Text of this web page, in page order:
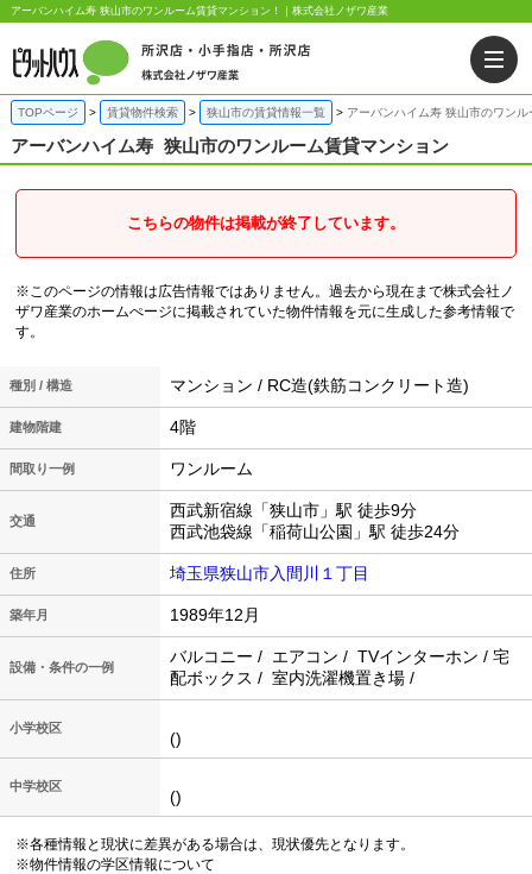
アーバンハイム寿 狭山市のワンルーム賃貸マンション！｜株式会社ノザワ産業
TOPページ 賃貸物件検索 狭山市の賃貸情報一覧 アーバンハイム寿 狭山市のワン
アーバンハイム寿 狭山市のワンルーム賃貸マンション
こちらの物件は掲載が終了しています。
※このページの情報は広告情報ではありません。過去から現在まで株式会社ノ
ザワ産業のホームぺージに掲載されていた物件情報を元に生成した参考情報で
す。
種別 / 構造 マンション / RC造(鉄筋コンクリート造)
建物階建 4階
間取り一例 ワンルーム
交通
西武新宿線「狭山市」駅 徒歩9分
西武池袋線「稲荷山公園」駅 徒歩24分
住所 埼玉県狭山市入間川１丁目
築年月 1989年12月
設備・条件の一例
バルコニー / エアコン / TVインターホン / 宅
配ボックス / 室内洗濯機置き場 /
小学校区
()
中学校区
()
※各種情報と現状に差異がある場合は、現状優先となります。
※物件情報の学区情報について